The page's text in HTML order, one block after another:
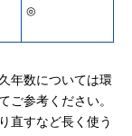
◎
年数については環
ご参考ください。
直すなど長く使う